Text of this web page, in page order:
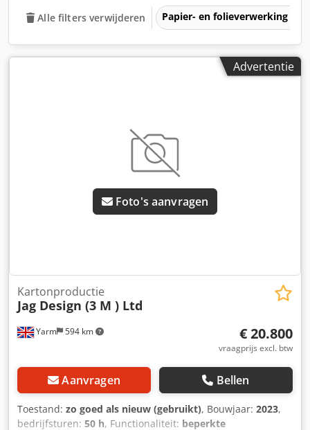
Alle filters verwijderen Papier- en folieverwerking
Advertentie
Foto's aanvragen
Yarm 594 km
Kartonproductie
Jag Design (3 M ) Ltd
€ 20.800
vraagprijs excl. btw
Aanvragen Bellen
Toestand: zo goed als nieuw (gebruikt), Bouwjaar: 2023,
bedrijfsturen: 50 h, Functionaliteit: beperkte